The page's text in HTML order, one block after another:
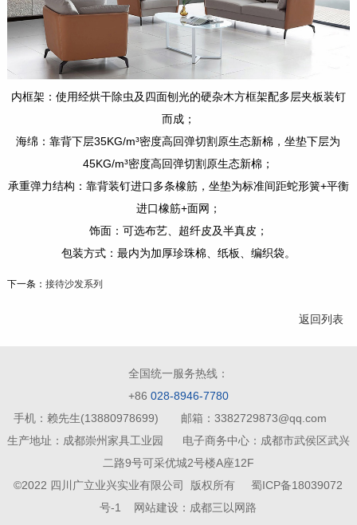
内框架：使用经烘干除虫及四面刨光的硬杂木方框架配多层夹板装钉
而成；
海绵：靠背下层35KG/m³密度高回弹切割原生态新棉，坐垫下层为
45KG/m³密度高回弹切割原生态新棉；
承重弹力结构：靠背装钉进口多条橡筋，坐垫为标准间距蛇形簧+平衡
进口橡筋+面网；
饰面：可选布艺、超纤皮及半真皮；
包装方式：最内为加厚珍珠棉、纸板、编织袋。
下一条： 接待沙发系列
返回列表
全国统一服务热线：
+86 028-8946-7780
手机：赖先生(13880978699) 邮箱：3382729873@qq.com
生产地址：成都崇州家具工业园 电子商务中心：成都市武侯区武兴
二路9号可采优城2号楼A座12F
©2022 四川广立业兴实业有限公司 版权所有蜀ICP备18039072
号-1
网站建设：成都三以网路